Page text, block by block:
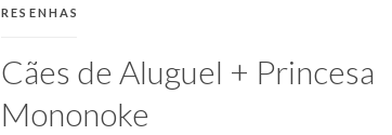
CATEGORIAS:
RESENHAS
Cães de Aluguel + Princesa
Mononoke